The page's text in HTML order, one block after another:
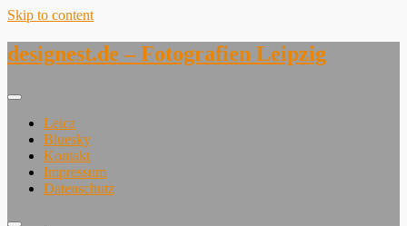
Skip to content
designest.de – Fotografien Leipzig
Leica
Bluesky
Kontakt
Impressum
Datenschutz